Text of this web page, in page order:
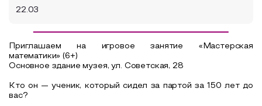
22.03
Приглашаем на игровое занятие «Мастерская
математики» (6+)
Основное здание музея, ул. Советская, 28
Кто он — ученик, который сидел за партой за 150 лет до
вас?